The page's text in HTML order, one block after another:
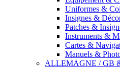
Uniformes &
Insignes &
Patches &
Instruments &
Cartes &
Manuels &
ALLEMAGNE / GB